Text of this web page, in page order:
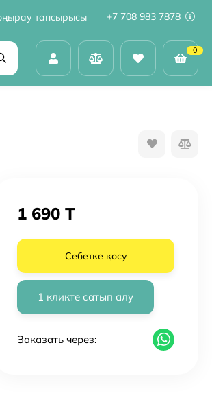
тапсырысы +7 708 983 7878
0
1 690 T
Себетке қосу
1 кликте сатып алу
Заказать через: